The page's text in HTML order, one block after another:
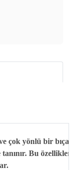
çok yönlü bir
Bu özellikler,